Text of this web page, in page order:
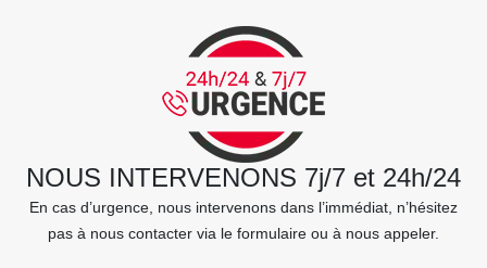
NOUS INTERVENONS 7j/7 et 24h/24
En cas d’urgence, nous intervenons dans l’immédiat, n’hésitez
pas à nous contacter via le formulaire ou à nous appeler.